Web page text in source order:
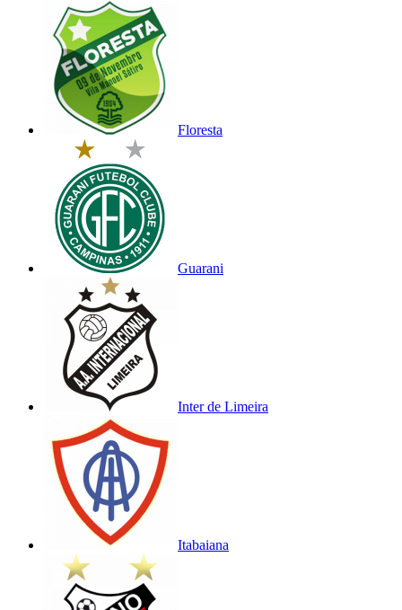
Floresta
Guarani
Inter de Limeira
Itabaiana